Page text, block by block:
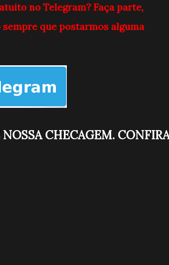
no Telegram? Faça parte,
que postarmos alguma
CHECAGEM.